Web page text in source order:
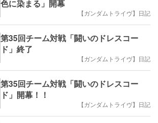
色に染まる」開幕
【ガンダムトライヴ】日記
第35回チーム対戦「闘いのドレスコー
ド」終了
【ガンダムトライヴ】日記
第35回チーム対戦「闘いのドレスコー
ド」開幕！！
【ガンダムトライヴ】日記